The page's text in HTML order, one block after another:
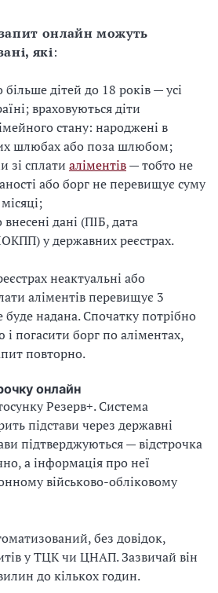
онлайн можуть
які:
дітей до 18 років — усі
враховуються діти
стану: народжені в
шлюбах або поза шлюбом;
зі сплати аліментів— тобто не
або борг не перевищує суму
дані (ПІБ, дата
у державних реєстрах.
неактуальні або
аліментів перевищує 3
буде надана. Спочатку потрібно
погасити борг по аліментах,
повторно.
онлайн
Резерв+. Система
підстави через державні
підтверджуються — відстрочка
а інформація про неї
військово-обліковому
без довідок,
у ТЦК чи ЦНАП. Зазвичай він
до кількох годин.